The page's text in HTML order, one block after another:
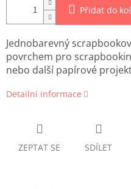
Přidat do
Jednobarevný
povrchem pro
nebo další papírové
Detailní informace
ZEPTAT SE SDÍLET